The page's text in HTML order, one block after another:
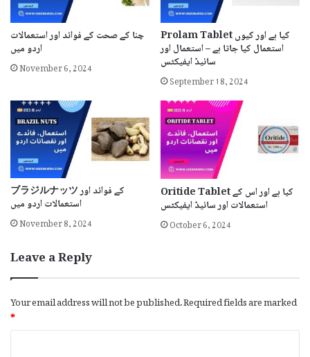
چنا کے صحت کے فوائد اور استعمالات
اردو میں
November 6, 2024
Prolam Tablet کیا ہے اور کیوں
استعمال کیا جاتا ہے – استعمال اور
سائیڈ ایفیکٹس
September 18, 2024
ブラジルナッツ کے فوائد اور
استعمالات اردو میں
November 8, 2024
Oritide Tablet کیا ہے اور اس کے
استعمالات اور سائیڈ ایفیکٹس
October 6, 2024
Leave a Reply
Your email address will not be published.Required fields are marked
*